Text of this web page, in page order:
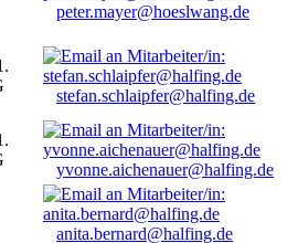
peter.mayer@hoeslwang.de
stefan.schlaipfer@halfing.de
yvonne.aichenauer@halfing.de
anita.bernard@halfing.de